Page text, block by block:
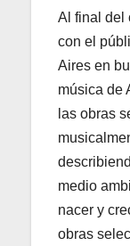
Al final del
con el
Aires en
música de
las obras
medio
nacer y
obras